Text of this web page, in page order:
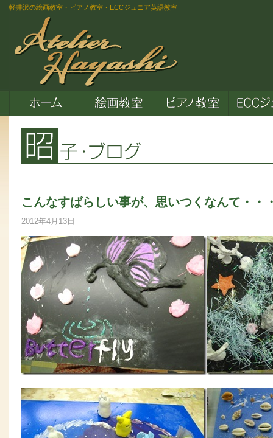
軽井沢の絵画教室・ピアノ教室・ECCジュニア英語教室
こんなすばらしい事が、思いつくなんて・・
2012年4月13日